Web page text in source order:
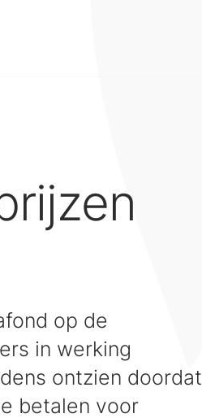
op de
in werking
ontzien doordat
betalen voor